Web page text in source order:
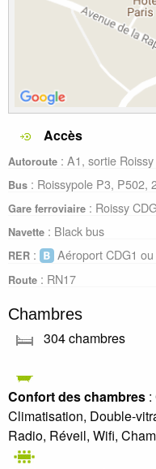
Accès
Autoroute : A1, sortie
Bus : Roissypole P3, P502,
Gare ferroviaire : Roissy CDG
Navette : Black bus
RER : Aéroport CDG1
Route : RN17
Chambres
304 chambres
Confort des chambres :
Climatisation, Double-
Radio, Réveil, Wifi,